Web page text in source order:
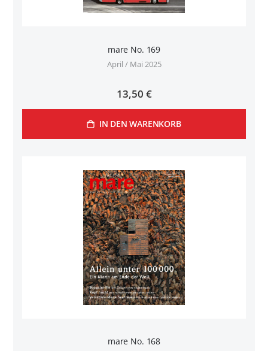
mare No. 169
April / Mai 2025
13,50 €
IN DEN WARENKORB
mare No. 168